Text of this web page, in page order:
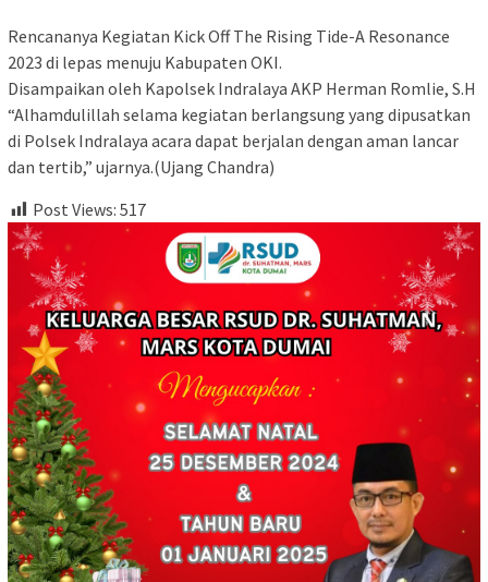
Rencananya Kegiatan Kick Off The Rising Tide-A Resonance
2023 di lepas menuju Kabupaten OKI.
Disampaikan oleh Kapolsek Indralaya AKP Herman Romlie, S.H
“Alhamdulillah selama kegiatan berlangsung yang dipusatkan
di Polsek Indralaya acara dapat berjalan dengan aman lancar
dan tertib,” ujarnya.(Ujang Chandra)
Post Views: 517